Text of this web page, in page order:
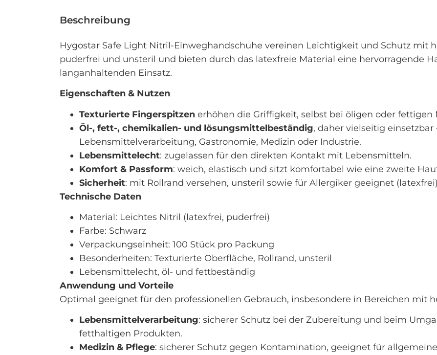
Beschreibung
Hygostar Safe Light Nitril-Einweghandschuhe vereinen Leichtigkeit und Schutz mit
puderfrei und unsteril und bieten durch das latexfreie Material eine hervorragende
langanhaltenden Einsatz.
Eigenschaften & Nutzen
Texturierte Fingerspitzen erhöhen die Griffigkeit, selbst bei öligen oder fettigen
Öl-, fett-, chemikalien- und lösungsmittelbeständig, daher vielseitig einsetzbar
Lebensmittelverarbeitung, Gastronomie, Medizin oder Industrie.
Lebensmittelecht: zugelassen für den direkten Kontakt mit Lebensmitteln.
Komfort & Passform: weich, elastisch und sitzt komfortabel wie eine zweite
Sicherheit: mit Rollrand versehen, unsteril sowie für Allergiker geeignet
Technische Daten
Material: Leichtes Nitril (latexfrei, puderfrei)
Farbe: Schwarz
Verpackungseinheit: 100 Stück pro Packung
Besonderheiten: Texturierte Oberfläche, Rollrand, unsteril
Lebensmittelecht, öl- und fettbeständig
Anwendung und Vorteile
Optimal geeignet für den professionellen Gebrauch, insbesondere in Bereichen mit
Lebensmittelverarbeitung: sicherer Schutz bei der Zubereitung und beim
fetthaltigen Produkten.
Medizin & Pflege: sicherer Schutz gegen Kontamination, geeignet für